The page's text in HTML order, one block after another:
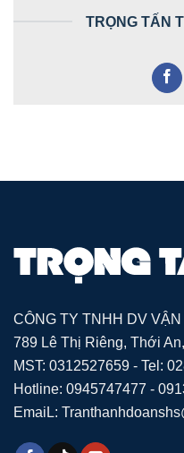
TRỌNG TẤN
CÔNG TY TNHH DV
789 Lê Thị Riêng, Thới
MST: 0312527659 - Tel:
Hotline: 0945747477 -
EmaiL: